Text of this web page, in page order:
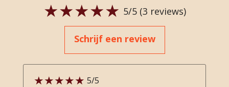
5/5 (3 reviews)
Schrijf een review
5/5